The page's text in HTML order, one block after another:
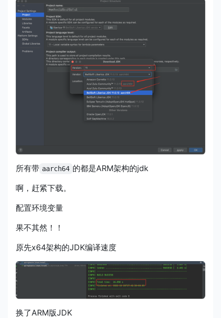
所有带 aarch64 的都是ARM架构的jdk
啊，赶紧下载。
配置环境变量
果不其然！！
原先x64架构的JDK编译速度
换了ARM版JDK